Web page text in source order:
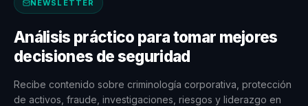
NEWSLETTER
Análisis práctico para tomar mejores
decisiones de seguridad
Recibe contenido sobre criminología corporativa, protección
de activos, fraude, investigaciones, riesgos y liderazgo en